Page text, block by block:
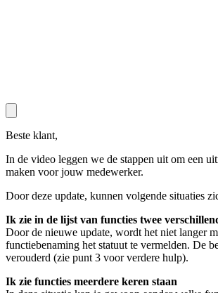
Beste klant,
In de video leggen we de stappen uit om een
maken voor jouw medewerker.
Door deze update, kunnen volgende situaties
Ik zie in de lijst van functies twee
Door de nieuwe update, wordt het niet langer
functiebenaming het statuut te vermelden. De
verouderd (zie punt 3 voor verdere hulp).
Ik zie functies meerdere keren staan